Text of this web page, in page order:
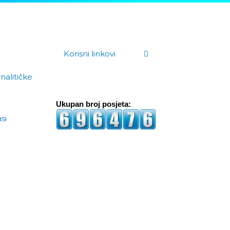
Korisni linkovi
Ukupan broj posjeta: